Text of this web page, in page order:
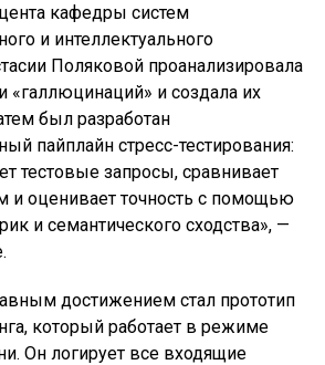
кафедры систем
и интеллектуального
Поляковой проанализировала
«галлюцинаций» и создала их
был разработан
пайплайн стресс-тестирования:
тестовые запросы, сравнивает
и оценивает точность с помощью
и семантического сходства», —
достижением стал прототип
который работает в режиме
Он логирует все входящие